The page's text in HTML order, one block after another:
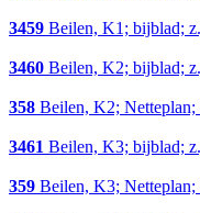
3459 Beilen, K1; bijblad;
3460 Beilen, K2; bijblad;
358 Beilen, K2; Netteplan;
3461 Beilen, K3; bijblad;
359 Beilen, K3; Netteplan;